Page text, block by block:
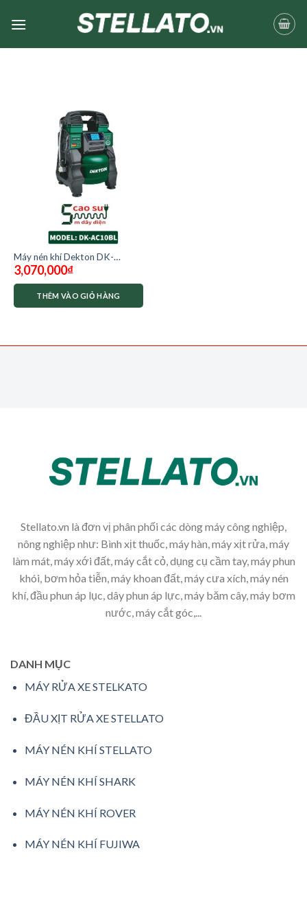
Máy nén khí Dekton DK-
AC10BL moter không chổi
than ( dùng điện 220)
3,070,000₫
THÊM VÀO GIỎ HÀNG
Stellato.vn là đơn vị phân phối các dòng máy công nghiệp,
nông nghiệp như: Bình xịt thuốc, máy hàn, máy xịt rửa, máy
làm mát, máy xới đất, máy cắt cỏ, dụng cụ cầm tay, máy phun
khói, bơm hỏa tiễn, máy khoan đất, máy cưa xích, máy nén
khí, đầu phun áp lục, dây phun áp lực, máy băm cây, máy bơm
nước, máy cắt góc,...
DANH MỤC
MÁY RỬA XE STELKATO
ĐẦU XỊT RỬA XE STELLATO
MÁY NÉN KHÍ STELLATO
MÁY NÉN KHÍ SHARK
MÁY NÉN KHÍ ROVER
MÁY NÉN KHÍ FUJIWA